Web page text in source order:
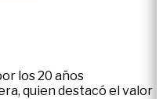
los 20 años
quien destacó el valor